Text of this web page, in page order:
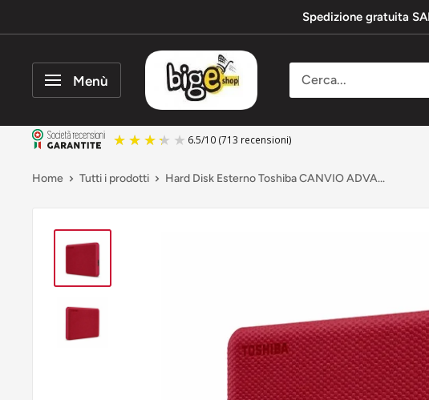
al
Spedizione gratuita
Menù
bigeshop
Home Tutti i prodotti Hard Disk Esterno Toshiba CANVIO ADVA...